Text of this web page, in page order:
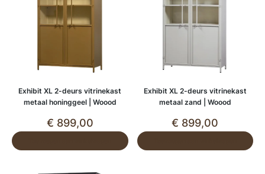
Exhibit XL 2-deurs vitrinekast
metaal honinggeel | Woood
€ 899,00
Exhibit XL 2-deurs vitrinekast
metaal zand | Woood
€ 899,00